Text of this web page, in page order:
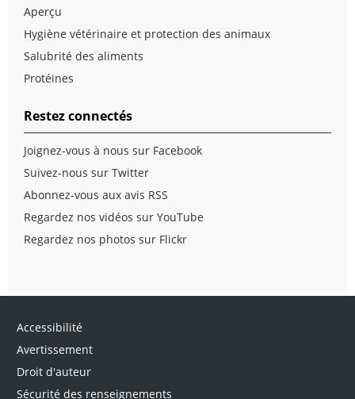
Aperçu
Hygiène vétérinaire et protection des animaux
Salubrité des aliments
Protéines
Restez connectés
Joignez-vous à nous sur Facebook
Suivez-nous sur Twitter
Abonnez-vous aux avis RSS
Regardez nos vidéos sur YouTube
Regardez nos photos sur Flickr
Accessibilité
Avertissement
Droit d'auteur
Sécurité des renseignements